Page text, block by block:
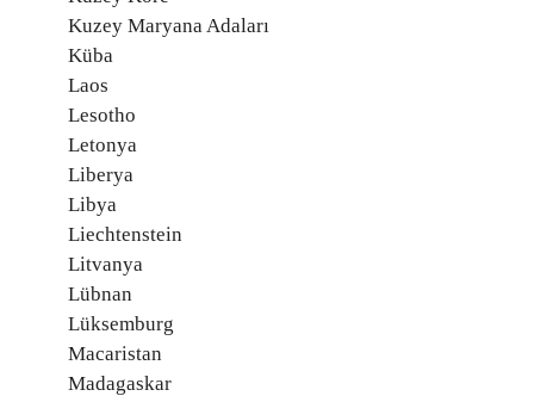
Kuzey Maryana Adaları
Küba
Laos
Lesotho
Letonya
Liberya
Libya
Liechtenstein
Litvanya
Lübnan
Lüksemburg
Macaristan
Madagaskar